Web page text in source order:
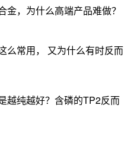
金，为什么高端产品难做？
么常用， 又为什么有时反而
越纯越好？含磷的TP2反而